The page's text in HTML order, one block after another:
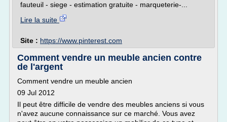
fauteuil - siege - estimation gratuite - marqueterie-...
Lire la suite
Site : https://www.pinterest.com
Comment vendre un meuble ancien contre
de l'argent
Comment vendre un meuble ancien
09 Jul 2012
Il peut être difficile de vendre des meubles anciens si vous
n'avez aucune connaissance sur ce marché. Vous avez